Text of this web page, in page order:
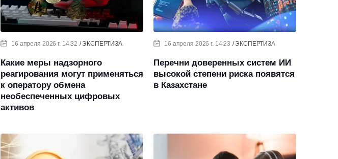
16 апреля 2026 г. 14:32 ЭКСПЕРТИЗА
Какие меры надзорного
реагирования могут применяться
к оператору обмена
необеспеченных цифровых
активов
16 апреля 2026 г. 14:23 ЭКСПЕРТИЗА
Перечни доверенных систем ИИ
высокой степени риска появятся
в Казахстане